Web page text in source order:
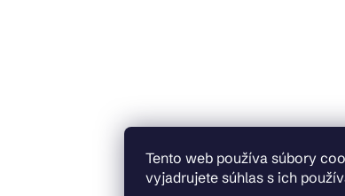
Tento web používa súbory
vyjadrujete súhlas s ich